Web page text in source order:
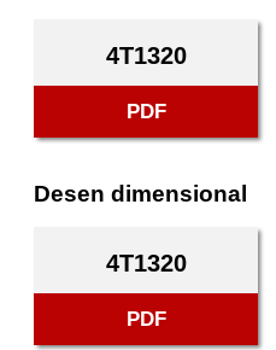
4T1320
PDF
Desen dimensional
4T1320
PDF